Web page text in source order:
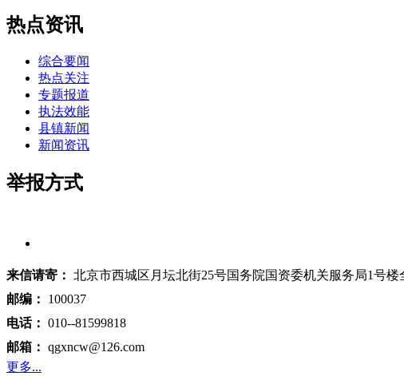
热点资讯
综合要闻
热点关注
专题报道
执法效能
县镇新闻
新闻资讯
举报方式
来信请寄： 北京市西城区月坛北街25号国务院国资委机关服务局1号
邮编： 100037
电话： 010--81599818
邮箱： qgxncw@126.com
更多...